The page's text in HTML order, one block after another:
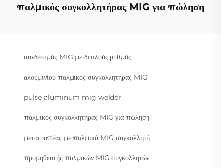
παλμικός συγκολλητήρας MIG για πώληση
συνδεσιμός MIG με διπλούς ρυθμός
αλουμινίου παλμικός συγκολλητήρας MIG
pulse aluminum mig welder
παλμικός συγκολλητήρας MIG για πώληση
μετατροπέας με παλμικό MIG συγκολλητή
προμηθευτής παλμικών MIG συγκολλητών